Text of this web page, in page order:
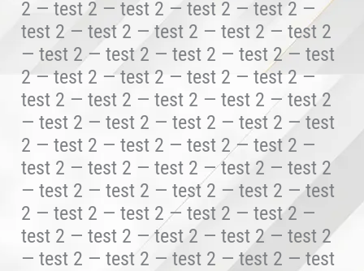
2 — test 2 — test 2 — test 2 — test 2 —
test 2 — test 2 — test 2 — test 2 — test 2
— test 2 — test 2 — test 2 — test 2 — test
2 — test 2 — test 2 — test 2 — test 2 —
test 2 — test 2 — test 2 — test 2 — test 2
— test 2 — test 2 — test 2 — test 2 — test
2 — test 2 — test 2 — test 2 — test 2 —
test 2 — test 2 — test 2 — test 2 — test 2
— test 2 — test 2 — test 2 — test 2 — test
2 — test 2 — test 2 — test 2 — test 2 —
test 2 — test 2 — test 2 — test 2 — test 2
— test 2 — test 2 — test 2 — test 2 — test